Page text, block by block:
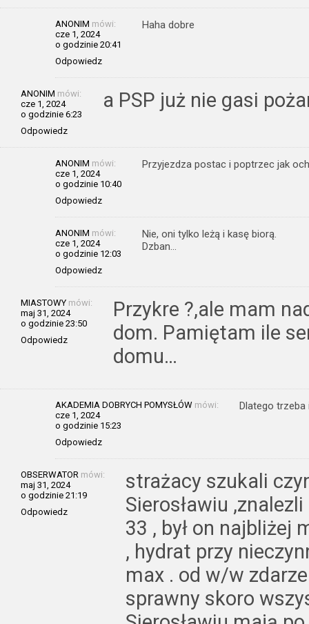
ANONIM mówi:
cze 1, 2024
o godzinie 20:41
Odpowiedz
Haha dobre
ANONIM mówi:
cze 1, 2024
o godzinie 6:23
Odpowiedz
a PSP już nie gasi
ANONIM mówi:
cze 1, 2024
o godzinie 10:40
Odpowiedz
Przyjezdza postac i poptrzec jak
ANONIM mówi:
cze 1, 2024
o godzinie 12:03
Odpowiedz
Nie, oni tylko leżą i kasę biorą.
Dzban…
MIASTOWY mówi:
maj 31, 2024
o godzinie 23:50
Odpowiedz
Przykre ?,ale mam
dom. Pamiętam ile
domu…
AKADEMIA DOBRYCH POMYSŁÓW mówi:
cze 1, 2024
o godzinie 15:23
Odpowiedz
Dlatego
OBSERWATOR mówi:
maj 31, 2024
o godzinie 21:19
Odpowiedz
strażacy szukali
Sierosławiu
33 , był on najbliżej
, hydrat przy
max . od w/w
sprawny skoro